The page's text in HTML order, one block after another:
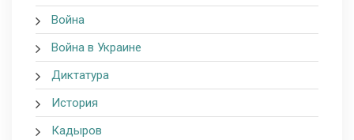
Война
Война в Украине
Диктатура
История
Кадыров